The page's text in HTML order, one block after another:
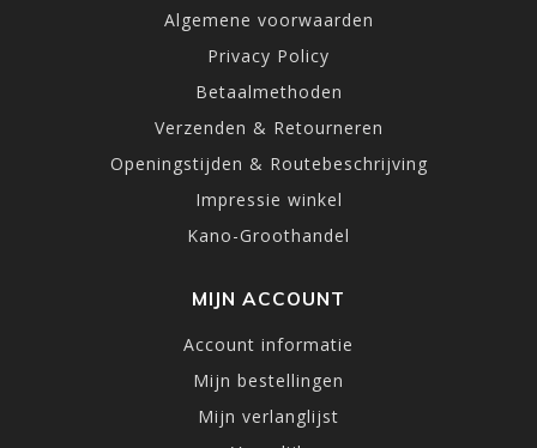
Algemene voorwaarden
Privacy Policy
Betaalmethoden
Verzenden & Retourneren
Openingstijden & Routebeschrijving
Impressie winkel
Kano-Groothandel
MIJN ACCOUNT
Account informatie
Mijn bestellingen
Mijn verlanglijst